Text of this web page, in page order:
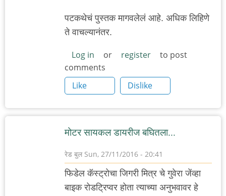
पटकथेचं पुस्तक मागवलेलं आहे. अधिक लिहिणे
ते वाचल्यानंतर.
Log in or register
to post
comments
Like
Dislike
मोटर सायकल डायरीज बघितला...
रेड बुल Sun, 27/11/2016 - 20:41
फिडेल कॅस्ट्रोचा जिगरी मित्र चे गुवेरा जेंव्हा
बाइक रोडट्रिप्वर होता त्याच्या अनुभवावर हे